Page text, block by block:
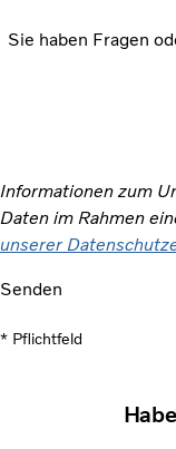
Sie haben Fragen
Informationen zum
Daten im Rahmen
unserer
Senden
* Pflichtfeld